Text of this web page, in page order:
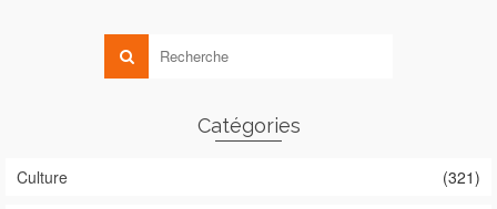
Catégories
Culture (321)